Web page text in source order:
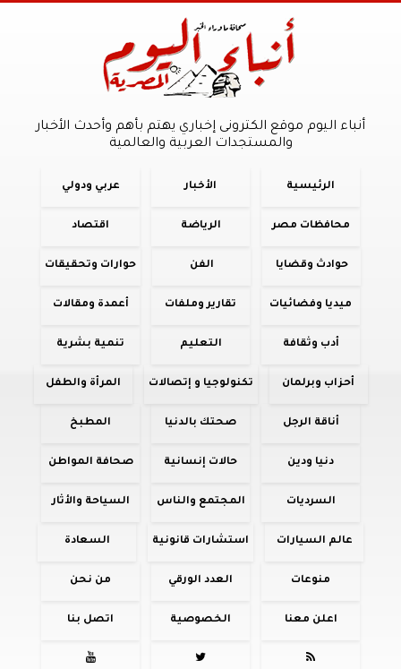
أنباء اليوم موقع الكترونى إخباري يهتم بأهم وأحدث الأخبار
والمستجدات العربية والعالمية
الرئيسية الأخبار عربي ودولي
محافظات مصر الرياضة اقتصاد
حوادث وقضايا الفن حوارات وتحقيقات
ميديا وفضائيات تقارير وملفات أعمدة ومقالات
أدب وثقافة التعليم تنمية بشرية
أحزاب وبرلمان تكنولوجيا و إتصالات المرأة والطفل
أناقة الرجل صحتك بالدنيا المطبخ
دنيا ودين حالات إنسانية صحافة المواطن
السرديات المجتمع والناس السياحة والأثار
عالم السيارات استشارات قانونية السعادة
منوعات العدد الورقي من نحن
اعلن معنا الخصوصية اتصل بنا


